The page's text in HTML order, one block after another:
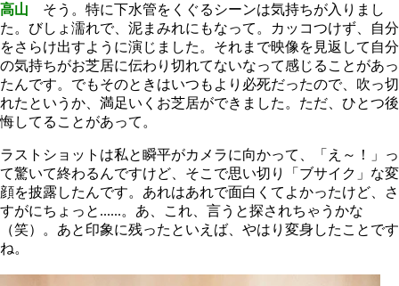
高山 そう。特に下水管をくぐるシーンは気持ちが入りまし
た。びしょ濡れで、泥まみれにもなって。カッコつけず、自分
をさらけ出すように演じました。それまで映像を見返して自分
の気持ちがお芝居に伝わり切れてないなって感じることがあっ
たんです。でもそのときはいつもより必死だったので、吹っ切
れたというか、満足いくお芝居ができました。ただ、ひとつ後
悔してることがあって。
ラストショットは私と瞬平がカメラに向かって、「え～！」っ
て驚いて終わるんですけど、そこで思い切り「ブサイク」な変
顔を披露したんです。あれはあれで面白くてよかったけど、さ
すがにちょっと......。あ、これ、言うと探されちゃうかな
（笑）。あと印象に残ったといえば、やはり変身したことです
ね。